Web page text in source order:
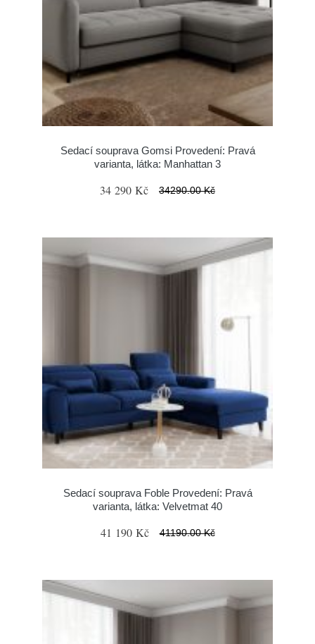
Sedací souprava Gomsi Provedení: Pravá
varianta, látka: Manhattan 3
34 290 Kč 34290.00 Kč
Sedací souprava Foble Provedení: Pravá
varianta, látka: Velvetmat 40
41 190 Kč 41190.00 Kč